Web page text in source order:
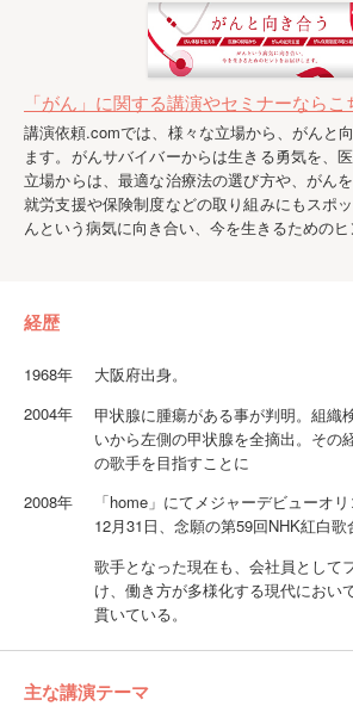
「がん」に関する講演やセミナーならこ
講演依頼.comでは、様々な立場から、がんと向き合う講師をご紹介し
ます。がんサバイバーからは生きる勇気を、
立場からは、最適な治療法の選び方や、がん
就労支援や保険制度などの取り組みにもスポ
んという病気に向き合い、今を生きるためのヒ
経歴
1968年
大阪府出身。
2004年
甲状腺に腫瘍がある事が判明。組織
いから左側の甲状腺を全摘出。その
の歌手を目指すことに
2008年
「home」にてメジャーデビューオ
12月31日、念願の第59回NHK紅⽩
歌手となった現在も、会社員として
け、働き方が多様化する現代におい
貫いている。
主な講演テーマ